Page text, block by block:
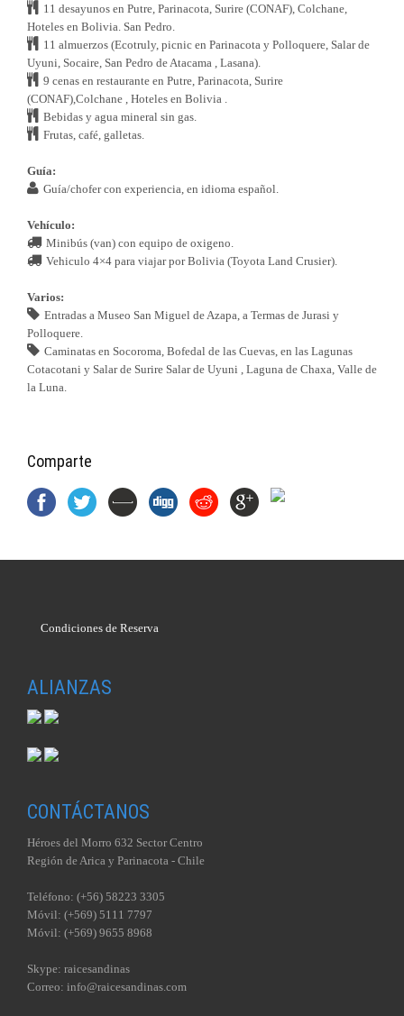
11 desayunos en Putre, Parinacota, Surire (CONAF), Colchane,
Hoteles en Bolivia. San Pedro.
11 almuerzos (Ecotruly, picnic en Parinacota y Polloquere, Salar de
Uyuni, Socaire, San Pedro de Atacama , Lasana).
9 cenas en restaurante en Putre, Parinacota, Surire
(CONAF),Colchane , Hoteles en Bolivia .
Bebidas y agua mineral sin gas.
Frutas, café, galletas.
Guía:
Guía/chofer con experiencia, en idioma español.
Vehículo:
Minibús (van) con equipo de oxigeno.
Vehiculo 4×4 para viajar por Bolivia (Toyota Land Crusier).
Varios:
Entradas a Museo San Miguel de Azapa, a Termas de Jurasi y
Polloquere.
Caminatas en Socoroma, Bofedal de las Cuevas, en las Lagunas
Cotacotani y Salar de Surire Salar de Uyuni , Laguna de Chaxa, Valle de
la Luna.
Comparte
Condiciones de Reserva
ALIANZAS
CONTÁCTANOS
Héroes del Morro 632 Sector Centro
Región de Arica y Parinacota - Chile
Teléfono: (+56) 58223 3305
Móvil: (+569) 5111 7797
Móvil: (+569) 9655 8968
Skype: raicesandinas
Correo: info@raicesandinas.com